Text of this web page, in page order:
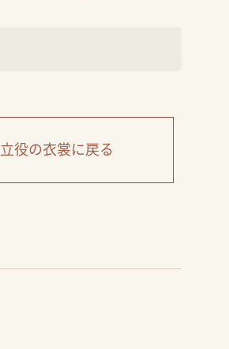
立役の衣裳に戻る